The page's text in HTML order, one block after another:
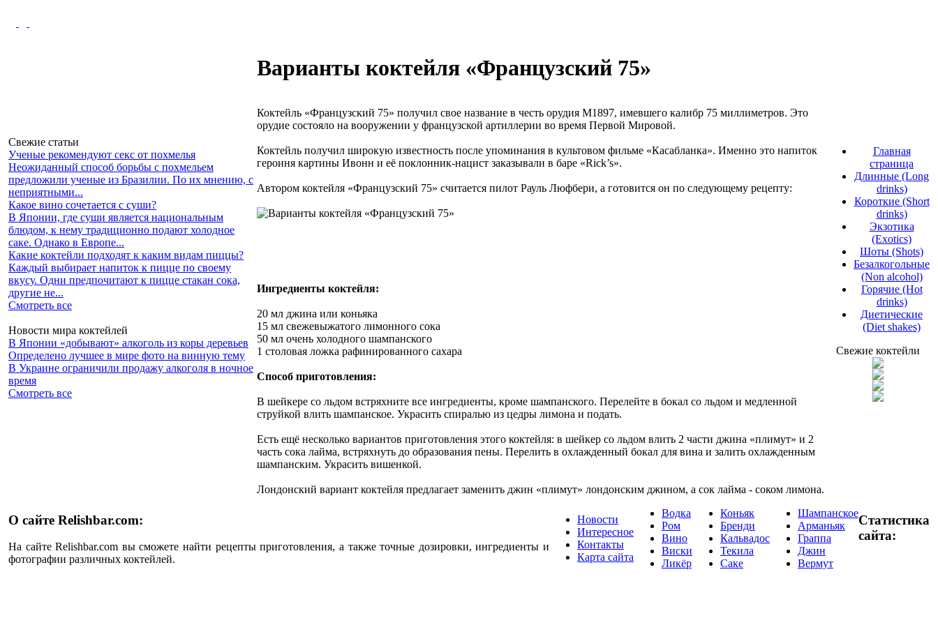
Свежие статьи
Ученые рекомендуют секс от похмелья
Неожиданный способ борьбы с похмельем
предложили ученые из Бразилии. По их мнению, с
неприятными...
Какое вино сочетается с суши?
В Японии, где суши является национальным
блюдом, к нему традиционно подают холодное
саке. Однако в Европе...
Какие коктейли подходят к каким видам пиццы?
Каждый выбирает напиток к пицце по своему
вкусу. Одни предпочитают к пицце стакан сока,
другие не...
Смотреть все
Новости мира коктейлей
В Японии «добывают» алкоголь из коры деревьев
Определено лучшее в мире фото на винную тему
В Украине ограничили продажу алкоголя в ночное
время
Смотреть все
Варианты коктейля «Французский 75»
Коктейль «Французский 75» получил свое название в честь орудия М1897, имевшего калибр 75 миллиметров. Это
орудие состояло на вооружении у французской артиллерии во время Первой Мировой.
Коктейль получил широкую известность после упоминания в культовом фильме «Касабланка». Именно это напиток
героиня картины Ивонн и её поклонник-нацист заказывали в баре «Rick’s».
Автором коктейля «Французский 75» считается пилот Рауль Люфбери, а готовится он по следующему рецепту:
Ингредиенты коктейля:
20 мл джина или коньяка
15 мл свежевыжатого лимонного сока
50 мл очень холодного шампанского
1 столовая ложка рафинированного сахара
Способ приготовления:
В шейкере со льдом встряхните все ингредиенты, кроме шампанского. Перелейте в бокал со льдом и медленной
струйкой влить шампанское. Украсить спиралью из цедры лимона и подать.
Есть ещё несколько вариантов приготовления этого коктейля: в шейкер со льдом влить 2 части джина «плимут» и 2
часть сока лайма, встряхнуть до образования пены. Перелить в охлажденный бокал для вина и залить охлажденным
шампанским. Украсить вишенкой.
Лондонский вариант коктейля предлагает заменить джин «плимут» лондонским джином, а сок лайма - соком лимона.
Главная
страница
Длинные (Long
drinks)
Короткие (Short
drinks)
Экзотика
(Exotics)
Шоты (Shots)
Безалкогольные
(Non alcohol)
Горячие (Hot
drinks)
Диетические
(Diet shakes)
Свежие коктейли
О сайте Relishbar.com:
На сайте Relishbar.com вы сможете найти рецепты приготовления, а также точные дозировки, ингредиенты и
фотографии различных коктейлей.
Новости
Интересное
Контакты
Карта сайта
Водка
Ром
Вино
Виски
Ликёр
Коньяк
Бренди
Кальвадос
Текила
Саке
Шампанское
Арманьяк
Граппа
Джин
Вермут
Статистика
сайта: